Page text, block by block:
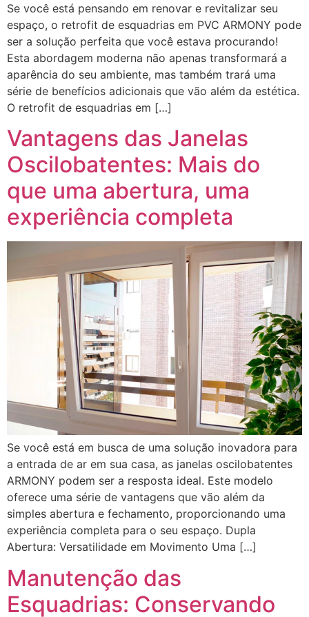
Se você está pensando em renovar e revitalizar seu
espaço, o retrofit de esquadrias em PVC ARMONY pode
ser a solução perfeita que você estava procurando!
Esta abordagem moderna não apenas transformará a
aparência do seu ambiente, mas também trará uma
série de benefícios adicionais que vão além da estética.
O retrofit de esquadrias em […]
Vantagens das Janelas
Oscilobatentes: Mais do
que uma abertura, uma
experiência completa
Se você está em busca de uma solução inovadora para
a entrada de ar em sua casa, as janelas oscilobatentes
ARMONY podem ser a resposta ideal. Este modelo
oferece uma série de vantagens que vão além da
simples abertura e fechamento, proporcionando uma
experiência completa para o seu espaço. Dupla
Abertura: Versatilidade em Movimento Uma […]
Manutenção das
Esquadrias: Conservando